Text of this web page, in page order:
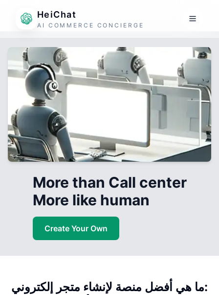
HeiChat
AI COMMERCE CONCIERGE
More than Call center
More like human
Create Your Own
ما هي أفضل منصة لإنشاء متجر إلكتروني: